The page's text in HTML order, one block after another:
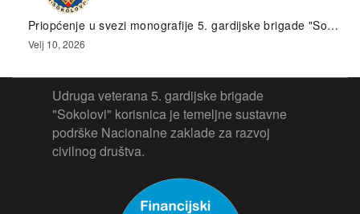
Priopćenje u svezi monografije 5. gardijske brigade "So…
Velj 10, 2026
Udruga veterana 5. gardijske brigade
"Sokolovi" korisnica je temeljne sustavne
podrške Nacionalne zaklade za razvoj
civilnog društva.